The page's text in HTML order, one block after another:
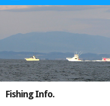
特選情報
Fishing Info.